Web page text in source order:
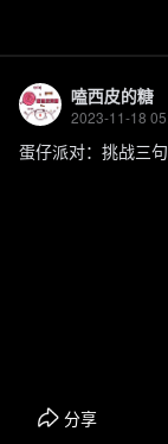
嗑西皮的糖
2023-11-18
蛋仔派对：挑战三
分享